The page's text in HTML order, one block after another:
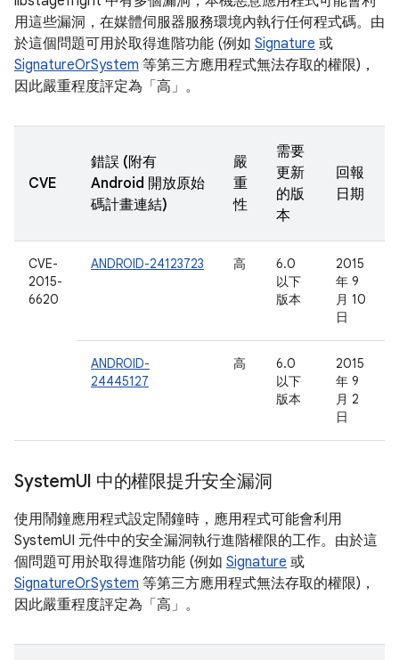
用這些漏洞，在媒體伺服器服務環境內執行任何程式碼。由
於這個問題可用於取得進階功能 (例如 Signature 或
SignatureOrSystem 等第三方應用程式無法存取的權限)，
因此嚴重程度評定為「高」。
CVE
錯誤 (附有
Android 開放原始
碼計畫連結)
嚴
重
性
需要
更新
的版
本
回報
日期
CVE-
2015-
6620
ANDROID-24123723 高
6.0
以下
版本
2015
年 9
月 10
日
ANDROID-
24445127
高
6.0
以下
版本
2015
年 9
月 2
日
SystemUI 中的權限提升安全漏洞
使用鬧鐘應用程式設定鬧鐘時，應用程式可能會利用
SystemUI 元件中的安全漏洞執行進階權限的工作。由於這
個問題可用於取得進階功能 (例如 Signature 或
SignatureOrSystem 等第三方應用程式無法存取的權限)，
因此嚴重程度評定為「高」。